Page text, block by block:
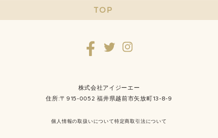
TOP
株式会社アイジーエー
住所:〒915-0052 福井県越前市矢放町13-8-9
個人情報の取扱いについて特定商取引法について